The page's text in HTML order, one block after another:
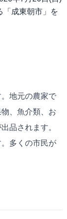
「成東朝市」を
地元の農家で
、魚介類、お
品されます。
多くの市民が